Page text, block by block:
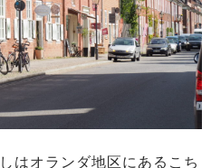
はオランダ地区にあるこち